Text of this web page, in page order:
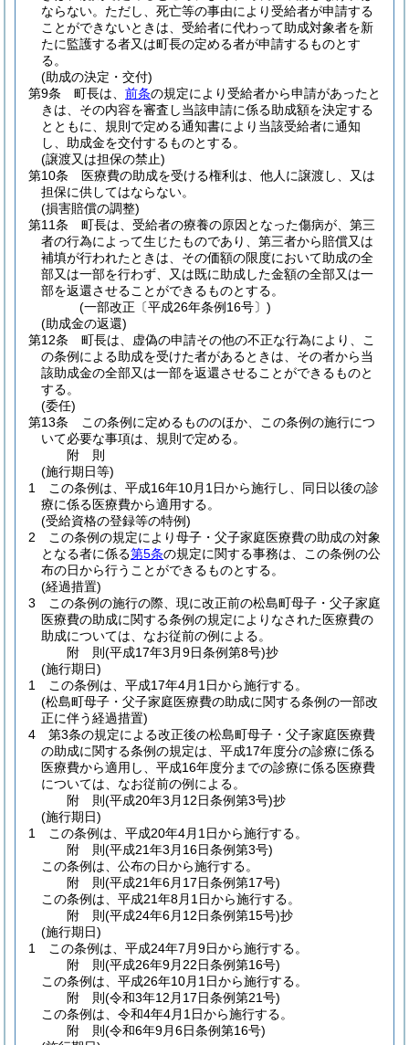
ならない。 ただし、死亡等の事由により受給者が申請する
ことができないときは、受給者に代わって助成対象者を新
たに監護する者又は町長の定める者が申請するものとす
る。
(助成の決定・交付)
第9条
町長は、 前条の規定により受給者から申請があったと
きは、その内容を審査し当該申請に係る助成額を決定する
とともに、規則で定める通知書により当該受給者に通知
し、助成金を交付するものとする。
(譲渡又は担保の禁止)
第10条
医療費の助成を受ける権利は、他人に譲渡し、又は
担保に供してはならない。
(損害賠償の調整)
第11条
町長は、受給者の療養の原因となった傷病が、第三
者の行為によって生じたものであり、第三者から賠償又は
補填が行われたときは、その価額の限度において助成の全
部又は一部を行わず、又は既に助成した金額の全部又は一
部を返還させることができるものとする。
(一部改正〔平成26年条例16号〕)
(助成金の返還)
第12条
町長は、虚偽の申請その他の不正な行為により、こ
の条例による助成を受けた者があるときは、その者から当
該助成金の全部又は一部を返還させることができるものと
する。
(委任)
第13条
この条例に定めるもののほか、この条例の施行につ
いて必要な事項は、規則で定める。
附 則
(施行期日等)
1
この条例は、平成16年10月1日から施行し、同日以後の診
療に係る医療費から適用する。
(受給資格の登録等の特例)
2
この条例の規定により母子・父子家庭医療費の助成の対象
となる者に係る第5条の規定に関する事務は、この条例の公
布の日から行うことができるものとする。
(経過措置)
3
この条例の施行の際、現に改正前の松島町母子・父子家庭
医療費の助成に関する条例の規定によりなされた医療費の
助成については、なお従前の例による。
附 則(平成17年3月9日条例第8号)抄
(施行期日)
1
この条例は、平成17年4月1日から施行する。
(松島町母子・父子家庭医療費の助成に関する条例の一部改
正に伴う経過措置)
4
第3条の規定による改正後の松島町母子・父子家庭医療費
の助成に関する条例の規定は、平成17年度分の診療に係る
医療費から適用し、平成16年度分までの診療に係る医療費
については、なお従前の例による。
附 則(平成20年3月12日条例第3号)抄
(施行期日)
1
この条例は、平成20年4月1日から施行する。
附 則(平成21年3月16日条例第3号)
この条例は、公布の日から施行する。
附 則(平成21年6月17日条例第17号)
この条例は、平成21年8月1日から施行する。
附 則(平成24年6月12日条例第15号)抄
(施行期日)
1
この条例は、平成24年7月9日から施行する。
附 則(平成26年9月22日条例第16号)
この条例は、平成26年10月1日から施行する。
附 則(令和3年12月17日条例第21号)
この条例は、令和4年4月1日から施行する。
附 則(令和6年9月6日条例第16号)